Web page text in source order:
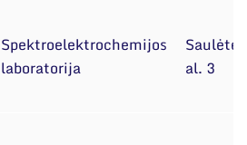
Spektroelektrochemijos
laboratorija
al. 3